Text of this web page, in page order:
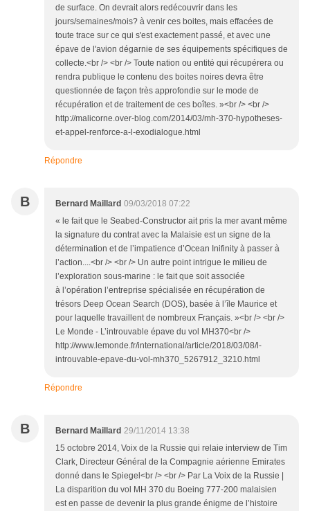
de surface. On devrait alors redécouvrir dans les
jours/semaines/mois? à venir ces boites, mais effacées de
toute trace sur ce qui s'est exactement passé, et avec une
épave de l'avion dégarnie de ses équipements spécifiques de
collecte.<br /> <br /> Toute nation ou entité qui récupérera ou
rendra publique le contenu des boites noires devra être
questionnée de façon très approfondie sur le mode de
récupération et de traitement de ces boîtes. »<br /> <br />
http://malicorne.over-blog.com/2014/03/mh-370-hypotheses-
et-appel-renforce-a-l-exodialogue.html
Répondre
B Bernard Maillard 09/03/2018 07:22
« le fait que le Seabed-Constructor ait pris la mer avant même
la signature du contrat avec la Malaisie est un signe de la
détermination et de l’impatience d’Ocean Inifinity à passer à
l’action....<br /> <br /> Un autre point intrigue le milieu de
l’exploration sous-marine : le fait que soit associée
à l’opération l’entreprise spécialisée en récupération de
trésors Deep Ocean Search (DOS), basée à l’île Maurice et
pour laquelle travaillent de nombreux Français. »<br /> <br />
Le Monde - L’introuvable épave du vol MH370<br />
http://www.lemonde.fr/international/article/2018/03/08/l-
introuvable-epave-du-vol-mh370_5267912_3210.html
Répondre
B Bernard Maillard 29/11/2014 13:38
15 octobre 2014, Voix de la Russie qui relaie interview de Tim
Clark, Directeur Général de la Compagnie aérienne Emirates
donné dans le Spiegel<br /> <br /> Par La Voix de la Russie |
La disparition du vol MH 370 du Boeing 777-200 malaisien
est en passe de devenir la plus grande énigme de l’histoire